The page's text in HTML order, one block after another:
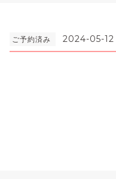
ご予約済み 2024-05-